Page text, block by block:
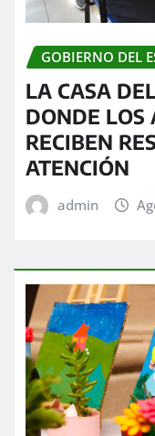
GOBIERNO DEL
LA CASA
DONDE LOS
RECIBEN
ATENCIÓN
admin